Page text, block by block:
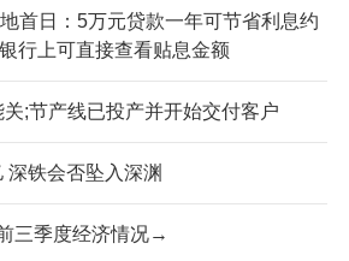
地首日：5万元贷款一年可节省利息约
行上可直接查看贴息金额
;节产线已投产并开始交付客户
深铁会否坠入深渊
三季度经济情况→